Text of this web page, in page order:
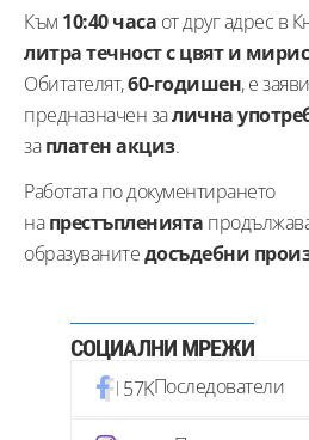
Към 10:40 часа от друг адрес в
литра течност с цвят и
Обитателят,60-годишен, е
предназначен залична
заплатен акциз.
Работата по документирането
напрестъпленията
образуванитедосъдебни
СОЦИАЛНИ МРЕЖИ
57KПоследователи